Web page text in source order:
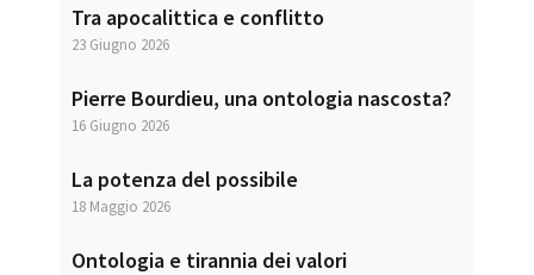
Tra apocalittica e conflitto
23 Giugno 2026
Pierre Bourdieu, una ontologia nascosta?
16 Giugno 2026
La potenza del possibile
18 Maggio 2026
Ontologia e tirannia dei valori